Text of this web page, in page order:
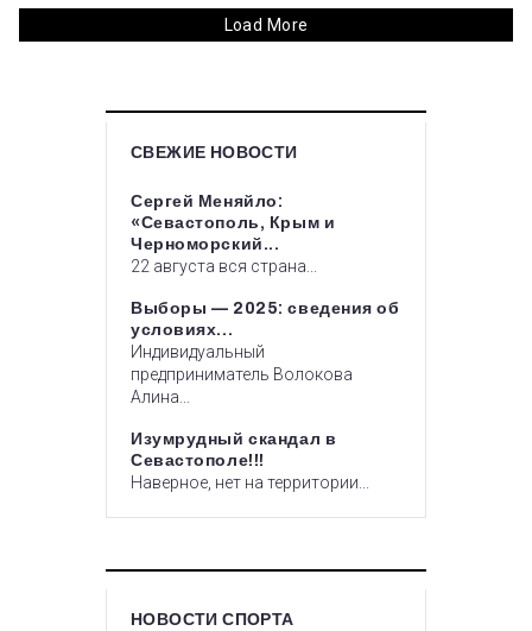
Load More
СВЕЖИЕ НОВОСТИ
Сергей Меняйло:
«Севастополь, Крым и
Черноморский...
22 августа вся страна...
Выборы — 2025: сведения об
условиях...
Индивидуальный
предприниматель Волокова
Алина...
Изумрудный скандал в
Севастополе!!!
Наверное, нет на территории...
НОВОСТИ СПОРТА